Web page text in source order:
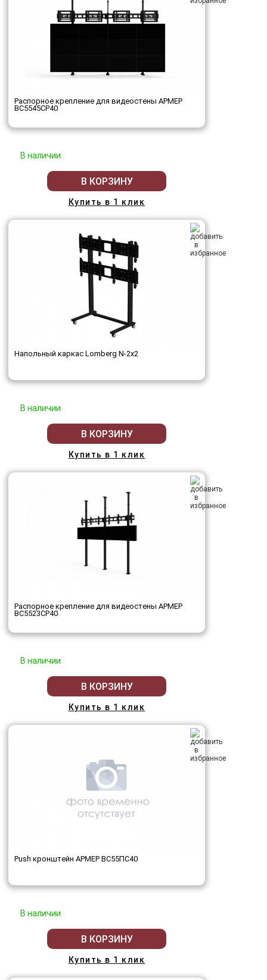
Распорное крепление для видеостены АРМЕР
ВС5545СР40
В наличии
В КОРЗИНУ
Купить в 1 клик
Напольный каркас Lomberg N-2х2
В наличии
В КОРЗИНУ
Купить в 1 клик
Распорное крепление для видеостены АРМЕР
ВС5523СР40
В наличии
В КОРЗИНУ
Купить в 1 клик
Push кронштейн АРМЕР ВС55ПС40
В наличии
В КОРЗИНУ
Купить в 1 клик